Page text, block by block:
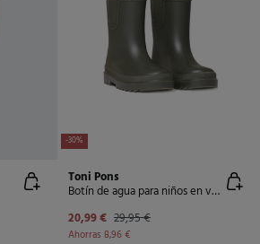
-30%
Toni Pons
Botín de agua para niños en verde caqui
20,99 € 29,95 €
Ahorras 8,96 €